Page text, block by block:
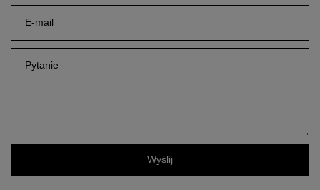
E-mail
Pytanie
Wyślij